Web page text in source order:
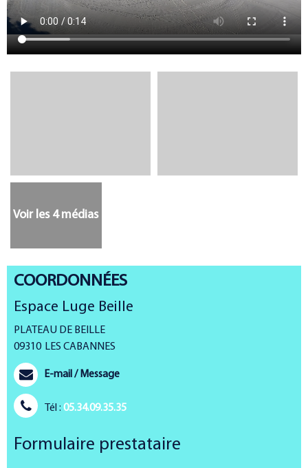
Voir les 4 médias
COORDONNÉES
Espace Luge Beille
PLATEAU DE BEILLE
09310 LES CABANNES
E-mail / Message
Tél : 05.34.09.35.35
Formulaire prestataire